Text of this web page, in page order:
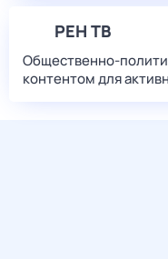
РЕН ТВ
Общественно-
контентом для